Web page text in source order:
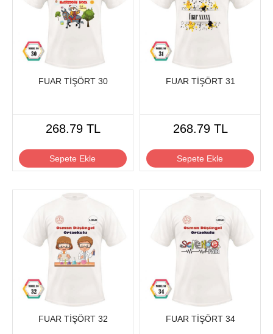
FUAR TİŞÖRT 30
268.79 TL
Sepete Ekle
FUAR TİŞÖRT 31
268.79 TL
Sepete Ekle
FUAR TİŞÖRT 32 FUAR TİŞÖRT 34